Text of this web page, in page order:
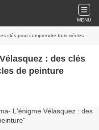
MENU
pour comprendre trois siècles de peinture
de peinture